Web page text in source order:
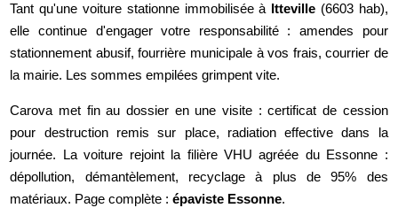
Tant qu'une voiture stationne immobilisée à Itteville (6603 hab),
elle continue d'engager votre responsabilité : amendes pour
stationnement abusif, fourrière municipale à vos frais, courrier de
la mairie. Les sommes empilées grimpent vite.
Carova met fin au dossier en une visite : certificat de cession
pour destruction remis sur place, radiation effective dans la
journée. La voiture rejoint la filière VHU agréée du Essonne :
dépollution, démantèlement, recyclage à plus de 95% des
matériaux. Page complète :épaviste Essonne.